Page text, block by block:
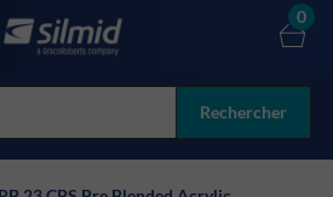
Rechercher
0